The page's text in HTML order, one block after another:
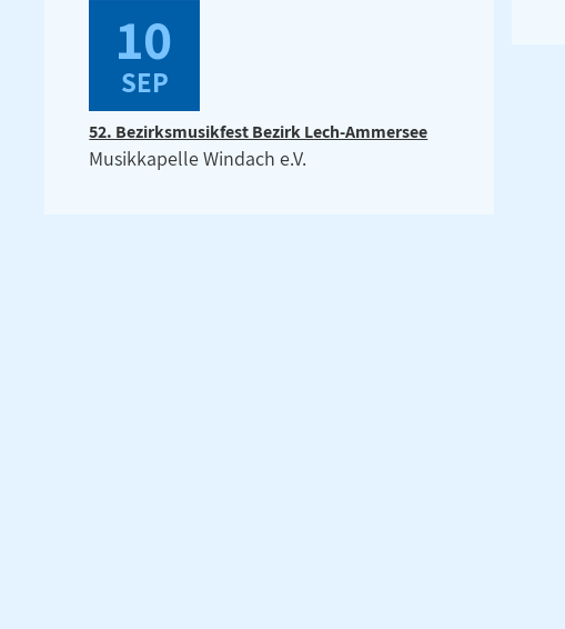
10
SEP
52. Bezirksmusikfest Bezirk Lech-Ammersee
Musikkapelle Windach e.V.